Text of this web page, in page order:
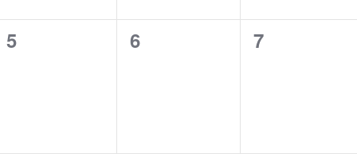
0
5
0
6
0
7